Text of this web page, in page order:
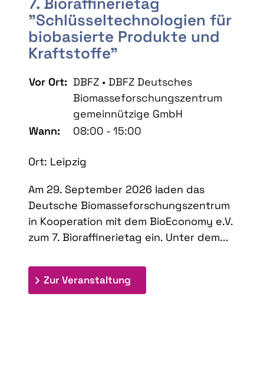
"Schlüsseltechnologien für
biobasierte Produkte und
Kraftstoffe"
Vor Ort: DBFZ • DBFZ Deutsches
Biomasseforschungszentrum
gemeinnützige GmbH
Wann:
08:00 - 15:00
Ort: Leipzig
Am 29. September 2026 laden das
Deutsche Biomasseforschungszentrum
in Kooperation mit dem BioEconomy e.V.
zum 7. Bioraffinerietag ein. Unter dem...
Zur Veranstaltung